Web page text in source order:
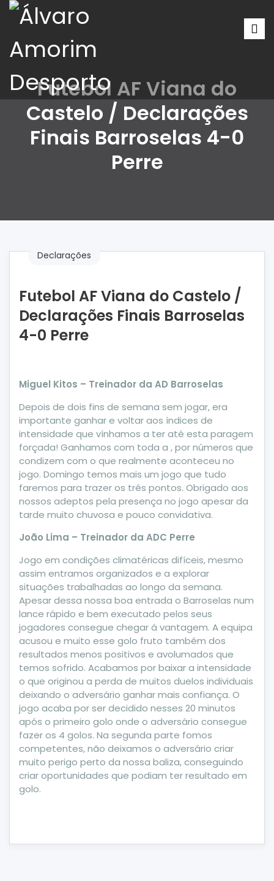
Futebol AF Viana do
Castelo / Declarações
Finais Barroselas 4-0
Perre
Declarações
Futebol AF Viana do Castelo /
Declarações Finais Barroselas
4-0 Perre
Miguel Kitos – Treinador da AD Barroselas
Depois de dois fins de semana sem jogar, era
importante ganhar e voltar aos índices de
intensidade que vínhamos a ter até esta paragem
forçada! Ganhamos com toda a , por números que
condizem com o que realmente aconteceu no
jogo. Domingo temos mais um jogo que tudo
faremos para trazer os três pontos. Obrigado aos
nossos adeptos pela presença no jogo apesar da
tarde muito chuvosa e pouco convidativa.
João Lima – Treinador da ADC Perre
Jogo em condições climatéricas difíceis, mesmo
assim entramos organizados e a explorar
situações trabalhadas ao longo da semana.
Apesar dessa nossa boa entrada o Barroselas num
lance rápido e bem executado pelos seus
jogadores consegue chegar á vantagem. A equipa
acusou e muito esse golo fruto também dos
resultados menos positivos e avolumados que
temos sofrido. Acabamos por baixar a intensidade
o que originou a perda de muitos duelos individuais
deixando o adversário ganhar mais confiança. O
jogo acaba por ser decidido nesses 20 minutos
após o primeiro golo onde o adversário consegue
fazer os 4 golos. Na segunda parte fomos
competentes, não deixamos o adversário criar
muito perigo perto da nossa baliza, conseguindo
criar oportunidades que podiam ter resultado em
golo.